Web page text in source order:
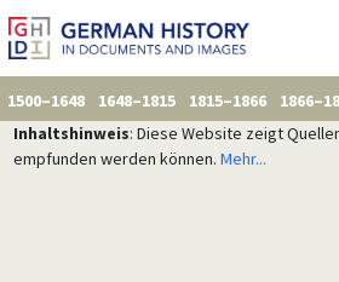
1500–1648 1648–1815 1815–1866
Inhaltshinweis: Diese Website zeigt
empfunden werden können. Mehr...